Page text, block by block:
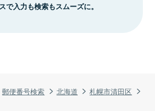
郵便番号検索 北海道
札幌市清田区
で入力も検索もスムーズに。